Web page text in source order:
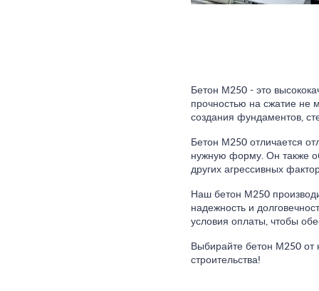
Бетон М250 - это
прочностью на сжатие не
создания фундаментов,
Бетон М250 отличается
нужную форму. Он также
других агрессивных
Наш бетон М250
надежность и
условия оплаты, чтобы
Выбирайте бетон М250 от
строительства!